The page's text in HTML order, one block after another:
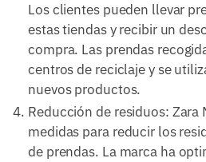
Los clientes pueden llevar
estas tiendas y recibir un
compra. Las prendas
centros de reciclaje y se
nuevos productos.
Reducción de residuos:
medidas para reducir los
de prendas. La marca ha